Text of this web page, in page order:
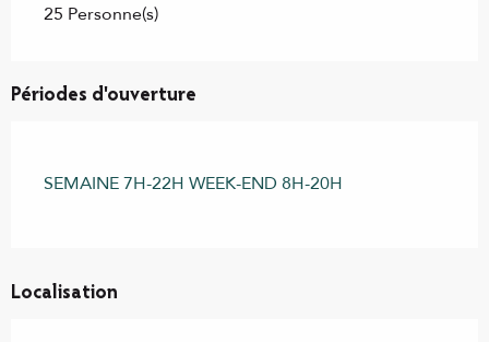
25 Personne(s)
Périodes d'ouverture
SEMAINE 7H-22H WEEK-END 8H-20H
Localisation